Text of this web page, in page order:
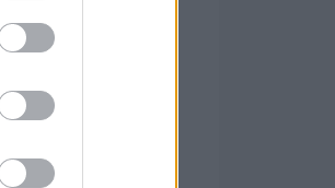
το Β'